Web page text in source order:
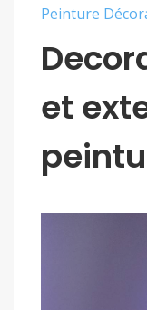
Peinture
et